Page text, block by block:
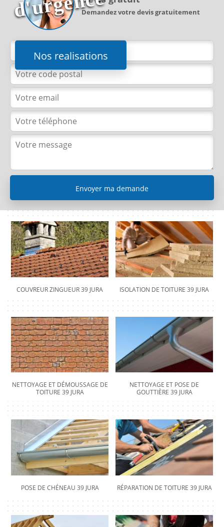
Nos realisations
Demandez votre devis gratuitement
COUVREUR ZINGUEUR 39 JURA ISOLATION DE TOITURE 39 JURA
NETTOYAGE ET DÉMOUSSAGE DE
TOITURE 39 JURA
NETTOYAGE ET POSE DE
GOUTTIÈRE 39 JURA
POSE DE CHÉNEAU 39 JURA RÉPARATION DE TOITURE 39 JURA